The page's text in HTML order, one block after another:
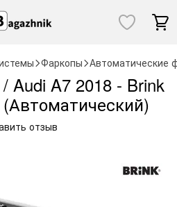
Фаркопы Автоматические
Audi A7 2018 - Brink
отзыв